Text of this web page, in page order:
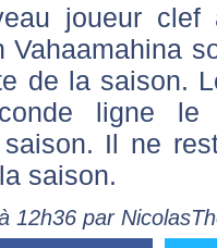
joueur
Vahaamahina
de la saison.
ligne
Il ne
saison.
12h36 par